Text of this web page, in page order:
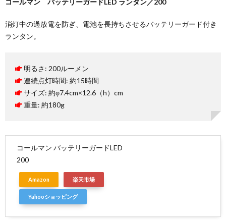
コールマン バッテリーガードLED ランタン／200
消灯中の過放電を防ぎ、電池を長持ちさせるバッテリーガード付き
ランタン。
明るさ: 200ルーメン
連続点灯時間: 約15時間
サイズ: 約φ7.4cm×12.6（h）cm
重量: 約180g
コールマン バッテリーガードLED
200
Amazon 楽天市場
Yahooショッピング